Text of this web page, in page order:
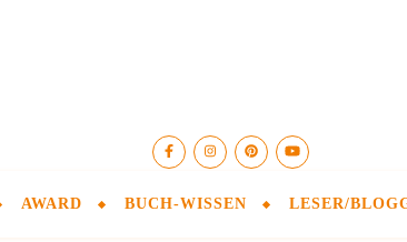
AWARD BUCH-WISSEN LESER/